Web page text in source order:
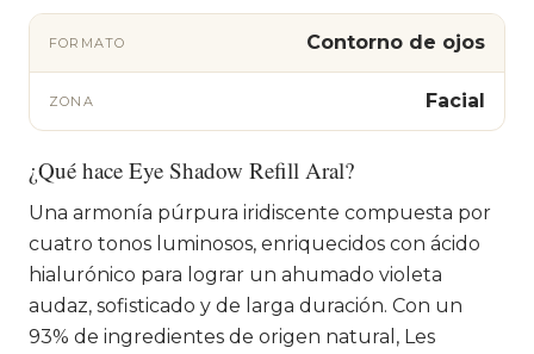
FORMATO Contorno de ojos
ZONA Facial
¿Qué hace Eye Shadow Refill Aral?
Una armonía púrpura iridiscente compuesta por
cuatro tonos luminosos, enriquecidos con ácido
hialurónico para lograr un ahumado violeta
audaz, sofisticado y de larga duración. Con un
93% de ingredientes de origen natural, Les